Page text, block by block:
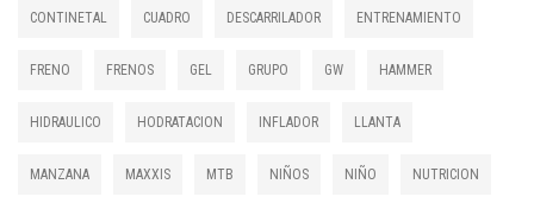
CONTINETAL CUADRO DESCARRILADOR ENTRENAMIENTO
FRENO FRENOS GEL GRUPO GW HAMMER
HIDRAULICO HODRATACION INFLADOR LLANTA
MANZANA MAXXIS MTB NIÑOS NIÑO NUTRICION